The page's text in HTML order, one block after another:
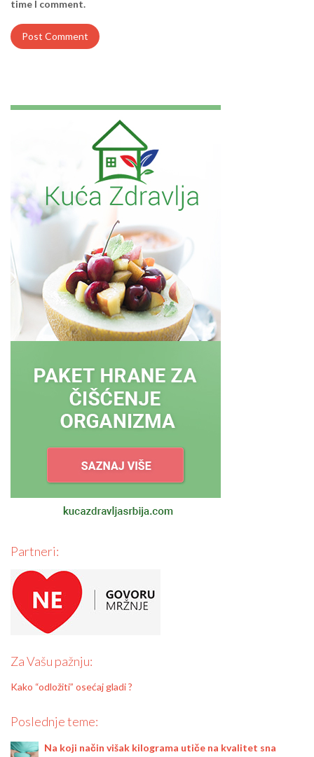
time I comment.
Partneri:
Za Vašu pažnju:
Kako “odložiti” osećaj gladi ?
Poslednje teme:
Na koji način višak kilograma utiče na kvalitet sna